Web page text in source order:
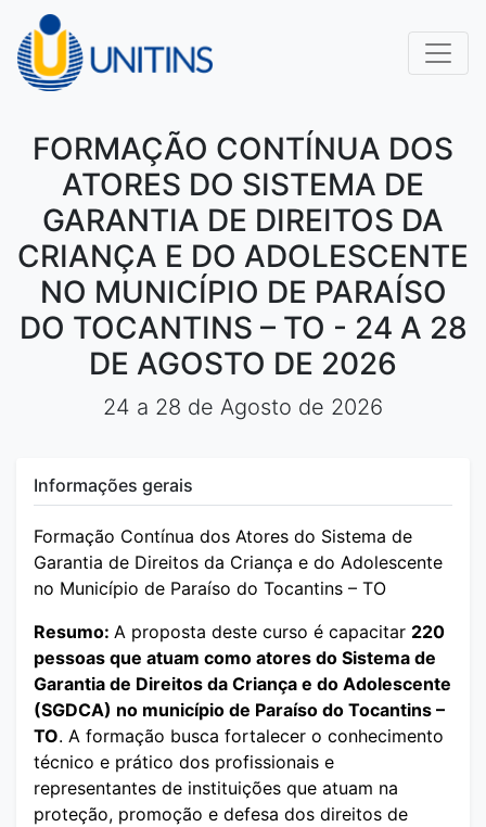
FORMAÇÃO CONTÍNUA DOS
ATORES DO SISTEMA DE
GARANTIA DE DIREITOS DA
CRIANÇA E DO ADOLESCENTE
NO MUNICÍPIO DE PARAÍSO
DO TOCANTINS – TO - 24 A 28
DE AGOSTO DE 2026
24 a 28 de Agosto de 2026
Informações gerais
Formação Contínua dos Atores do Sistema de
Garantia de Direitos da Criança e do Adolescente
no Município de Paraíso do Tocantins – TO
Resumo: A proposta deste curso é capacitar 220
pessoas que atuam como atores do Sistema de
Garantia de Direitos da Criança e do Adolescente
(SGDCA) no município de Paraíso do Tocantins –
TO. A formação busca fortalecer o conhecimento
técnico e prático dos profissionais e
representantes de instituições que atuam na
proteção, promoção e defesa dos direitos de